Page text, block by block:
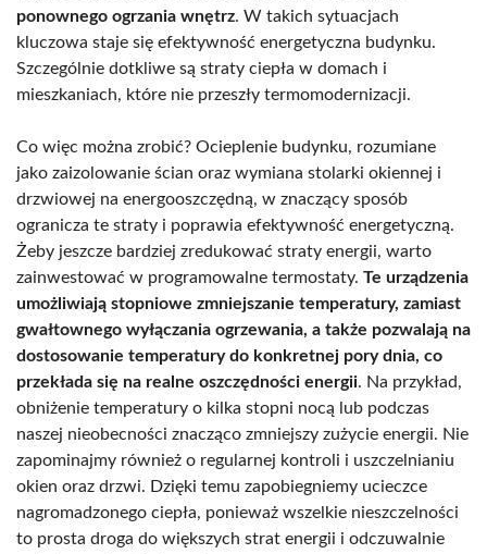
ponownego ogrzania wnętrz. W takich sytuacjach
kluczowa staje się efektywność energetyczna budynku.
Szczególnie dotkliwe są straty ciepła w domach i
mieszkaniach, które nie przeszły termomodernizacji.
Co więc można zrobić? Ocieplenie budynku, rozumiane
jako zaizolowanie ścian oraz wymiana stolarki okiennej i
drzwiowej na energooszczędną, w znaczący sposób
ogranicza te straty i poprawia efektywność energetyczną.
Żeby jeszcze bardziej zredukować straty energii, warto
zainwestować w programowalne termostaty. Te urządzenia
umożliwiają stopniowe zmniejszanie temperatury, zamiast
gwałtownego wyłączania ogrzewania, a także pozwalają na
dostosowanie temperatury do konkretnej pory dnia, co
przekłada się na realne oszczędności energii. Na przykład,
obniżenie temperatury o kilka stopni nocą lub podczas
naszej nieobecności znacząco zmniejszy zużycie energii. Nie
zapominajmy również o regularnej kontroli i uszczelnianiu
okien oraz drzwi. Dzięki temu zapobiegniemy ucieczce
nagromadzonego ciepła, ponieważ wszelkie nieszczelności
to prosta droga do większych strat energii i odczuwalnie